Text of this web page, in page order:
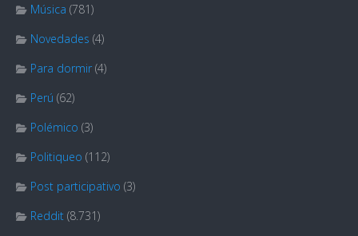
Música (781)
Novedades (4)
Para dormir (4)
Perú (62)
Polémico (3)
Politiqueo (112)
Post participativo (3)
Reddit (8.731)